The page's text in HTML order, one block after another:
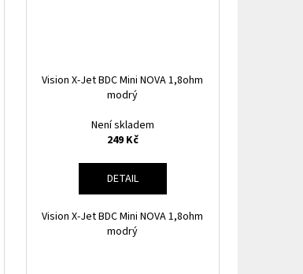
Vision X-Jet BDC Mini NOVA 1,8ohm
modrý
Není skladem
249 Kč
DETAIL
Vision X-Jet BDC Mini NOVA 1,8ohm
modrý